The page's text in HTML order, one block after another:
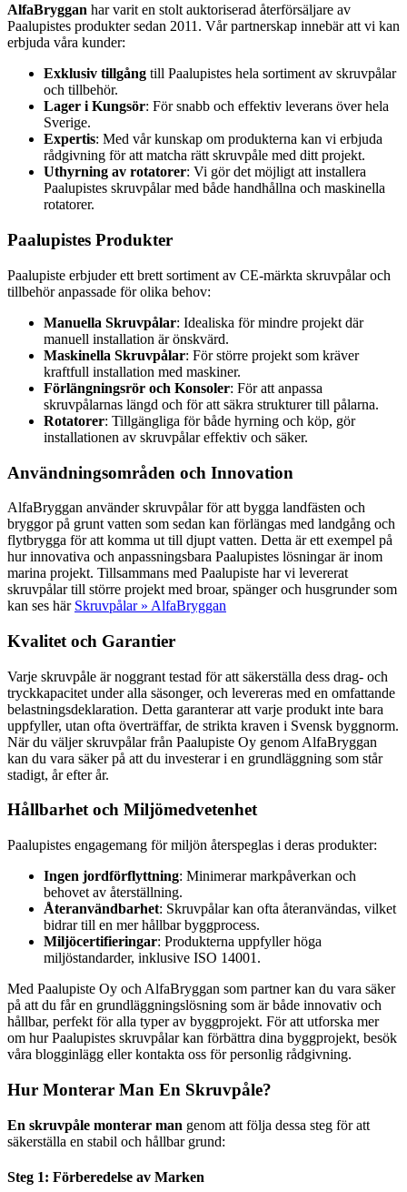
AlfaBryggan har varit en stolt auktoriserad återförsäljare av
Paalupistes produkter sedan 2011. Vår partnerskap innebär att vi kan
erbjuda våra kunder:
Exklusiv tillgång till Paalupistes hela sortiment av skruvpålar
och tillbehör.
Lager i Kungsör: För snabb och effektiv leverans över hela
Sverige.
Expertis: Med vår kunskap om produkterna kan vi erbjuda
rådgivning för att matcha rätt skruvpåle med ditt projekt.
Uthyrning av rotatorer: Vi gör det möjligt att installera
Paalupistes skruvpålar med både handhållna och maskinella
rotatorer.
Paalupistes Produkter
Paalupiste erbjuder ett brett sortiment av CE-märkta skruvpålar och
tillbehör anpassade för olika behov:
Manuella Skruvpålar: Idealiska för mindre projekt där
manuell installation är önskvärd.
Maskinella Skruvpålar: För större projekt som kräver
kraftfull installation med maskiner.
Förlängningsrör och Konsoler: För att anpassa
skruvpålarnas längd och för att säkra strukturer till pålarna.
Rotatorer: Tillgängliga för både hyrning och köp, gör
installationen av skruvpålar effektiv och säker.
Användningsområden och Innovation
AlfaBryggan använder skruvpålar för att bygga landfästen och
bryggor på grunt vatten som sedan kan förlängas med landgång och
flytbrygga för att komma ut till djupt vatten. Detta är ett exempel på
hur innovativa och anpassningsbara Paalupistes lösningar är inom
marina projekt. Tillsammans med Paalupiste har vi levererat
skruvpålar till större projekt med broar, spänger och husgrunder som
kan ses här Skruvpålar » AlfaBryggan
Kvalitet och Garantier
Varje skruvpåle är noggrant testad för att säkerställa dess drag- och
tryckkapacitet under alla säsonger, och levereras med en omfattande
belastningsdeklaration. Detta garanterar att varje produkt inte bara
uppfyller, utan ofta överträffar, de strikta kraven i Svensk byggnorm.
När du väljer skruvpålar från Paalupiste Oy genom AlfaBryggan
kan du vara säker på att du investerar i en grundläggning som står
stadigt, år efter år.
Hållbarhet och Miljömedvetenhet
Paalupistes engagemang för miljön återspeglas i deras produkter:
Ingen jordförflyttning: Minimerar markpåverkan och
behovet av återställning.
Återanvändbarhet: Skruvpålar kan ofta återanvändas, vilket
bidrar till en mer hållbar byggprocess.
Miljöcertifieringar: Produkterna uppfyller höga
miljöstandarder, inklusive ISO 14001.
Med Paalupiste Oy och AlfaBryggan som partner kan du vara säker
på att du får en grundläggningslösning som är både innovativ och
hållbar, perfekt för alla typer av byggprojekt. För att utforska mer
om hur Paalupistes skruvpålar kan förbättra dina byggprojekt, besök
våra blogginlägg eller kontakta oss för personlig rådgivning.
Hur Monterar Man En Skruvpåle?
En skruvpåle monterar man genom att följa dessa steg för att
säkerställa en stabil och hållbar grund:
Steg 1: Förberedelse av Marken